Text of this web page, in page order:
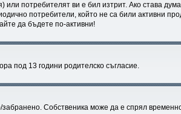
потребителят ви е бил изтрит. Ако става
потребители, който не са били активни
да бъдете по-активни!
под 13 години родителско съгласие.
Собственика може да е спрял